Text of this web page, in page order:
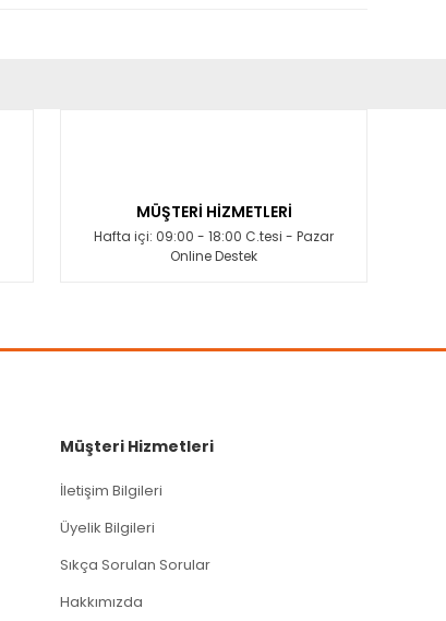
MÜŞTERİ HİZMETLERİ
Hafta içi: 09:00 - 18:00 C.tesi - Pazar
Online Destek
Müşteri Hizmetleri
İletişim Bilgileri
Üyelik Bilgileri
Sıkça Sorulan Sorular
Hakkımızda